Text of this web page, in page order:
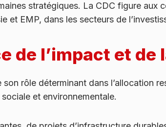
stratégiques. La CDC figure aux
et EMP, dans les secteurs de
de l’impact et de
rôle déterminant dans l’allocation
et environnementale.